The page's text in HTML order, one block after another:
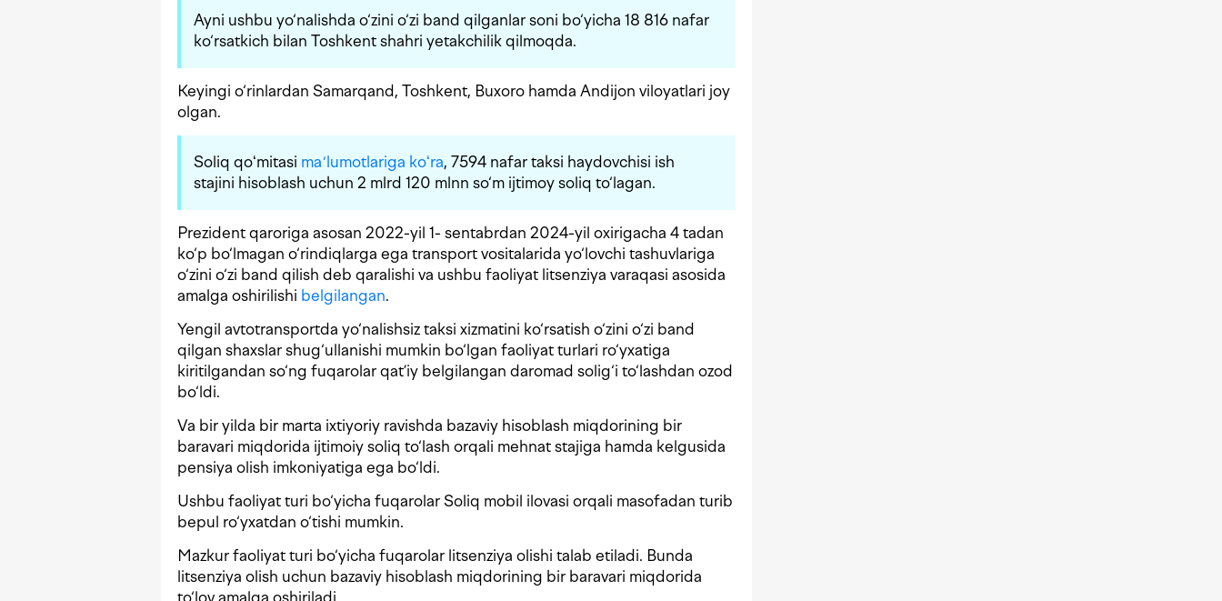
Ayni ushbu yo‘nalishda o‘zini o‘zi band qilganlar soni bo‘yicha 18 816 nafar
ko‘rsatkich bilan Toshkent shahri yetakchilik qilmoqda.
Keyingi o‘rinlardan Samarqand, Toshkent, Buxoro hamda Andijon viloyatlari joy
olgan.
Soliq qoʻmitasi maʼlumotlariga koʻra, 7594 nafar taksi haydovchisi ish
stajini hisoblash uchun 2 mlrd 120 mlnn so‘m ijtimoy soliq to‘lagan.
Prezident qaroriga asosan 2022-yil 1- sentabrdan 2024-yil oxirigacha 4 tadan
ko‘p bo‘lmagan o‘rindiqlarga ega transport vositalarida yo‘lovchi tashuvlariga
o‘zini o‘zi band qilish deb qaralishi va ushbu faoliyat litsenziya varaqasi asosida
amalga oshirilishi belgilangan.
Yengil avtotransportda yo‘nalishsiz taksi xizmatini ko‘rsatish o‘zini o‘zi band
qilgan shaxslar shug‘ullanishi mumkin bo‘lgan faoliyat turlari ro‘yxatiga
kiritilgandan so‘ng fuqarolar qat’iy belgilangan daromad solig‘i to‘lashdan ozod
bo‘ldi.
Va bir yilda bir marta ixtiyoriy ravishda bazaviy hisoblash miqdorining bir
baravari miqdorida ijtimoiy soliq to‘lash orqali mehnat stajiga hamda kelgusida
pensiya olish imkoniyatiga ega bo‘ldi.
Ushbu faoliyat turi bo‘yicha fuqarolar Soliq mobil ilovasi orqali masofadan turib
bepul ro‘yxatdan o‘tishi mumkin.
Mazkur faoliyat turi bo‘yicha fuqarolar litsenziya olishi talab etiladi. Bunda
litsenziya olish uchun bazaviy hisoblash miqdorining bir baravari miqdorida